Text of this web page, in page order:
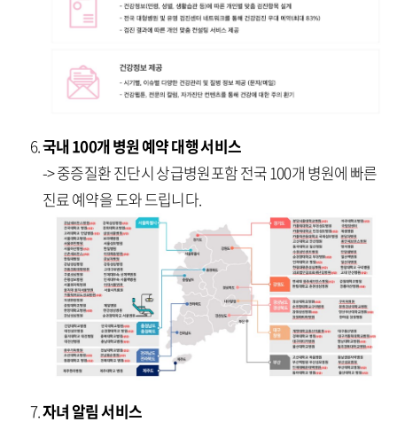
국내 100개 병원 예약 대행 서비스
-> 중증질환 진단시 상급병원포함 전국 100개 병원에 빠른
진료 예약을 도와 드립니다.
자녀 알림 서비스